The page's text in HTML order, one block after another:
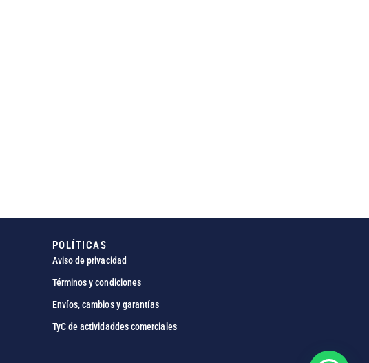
POLÍTICAS
Aviso de privacidad
Términos y condiciones
Envíos, cambios y garantías
TyC de actividaddes comerciales